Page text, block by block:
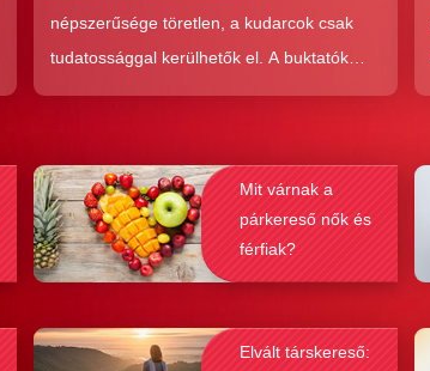
népszerűsége töretlen, a kudarcok csak
tudatossággal kerülhetők el. A buktatók
ellenére ez a társkeresési forma joggal
hatékonyság, amit ad, nehezen
felülmúlható.
Mit várnak a
párkereső nők és
férfiak?
Elvált társkereső: